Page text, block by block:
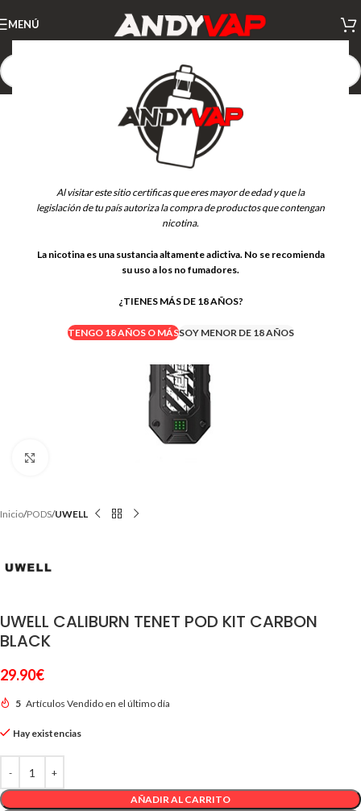
Al visitar este sitio certificas que eres mayor de edad y que la
legislación de tu país autoriza la compra de productos que contengan
nicotina.
La nicotina es una sustancia altamente adictiva. No se recomienda
su uso a los no fumadores.
¿TIENES MÁS DE 18 AÑOS?
TENGO 18 AÑOS O MÁSSOY MENOR DE 18 AÑOS
MENÚ
Inicio PODS UWELL
UWELL CALIBURN TENET POD KIT CARBON
BLACK
29.90€
5 Artículos Vendido en el último día
Hay existencias
AÑADIR AL CARRITO